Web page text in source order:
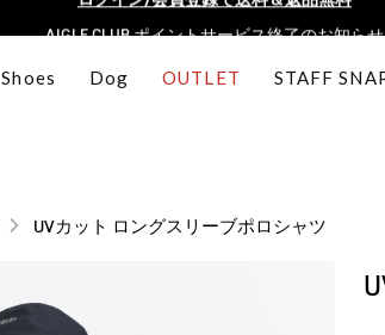
ログイン/会員登録で送料＆返品無料
Shoes Dog OUTLET STAFF
UVカット ロングスリーブポロシャツ